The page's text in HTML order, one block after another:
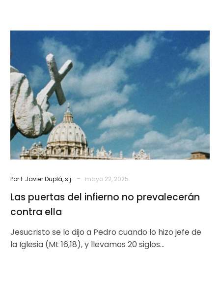
puertas
del
infierno
no
prevalecerán
contra
ella
Por F Javier Duplá, s.j. - mayo 22, 2025
Las puertas del infierno no prevalecerán
contra ella
Jesucristo se lo dijo a Pedro cuando lo hizo jefe de
la Iglesia (Mt 16,18), y llevamos 20 siglos